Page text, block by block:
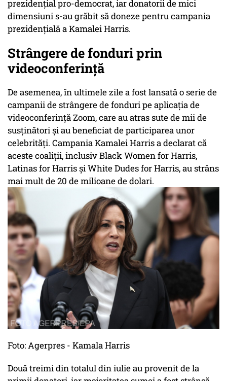
prezidențial pro-democrat, iar donatorii de mici
dimensiuni s-au grăbit să doneze pentru campania
prezidențială a Kamalei Harris.
Strângere de fonduri prin
videoconferință
De asemenea, în ultimele zile a fost lansată o serie de
campanii de strângere de fonduri pe aplicația de
videoconferință Zoom, care au atras sute de mii de
susținători și au beneficiat de participarea unor
celebrități. Campania Kamalei Harris a declarat că
aceste coaliții, inclusiv Black Women for Harris,
Latinas for Harris și White Dudes for Harris, au strâns
mai mult de 20 de milioane de dolari.
Foto: Agerpres - Kamala Harris
Două treimi din totalul din iulie au provenit de la